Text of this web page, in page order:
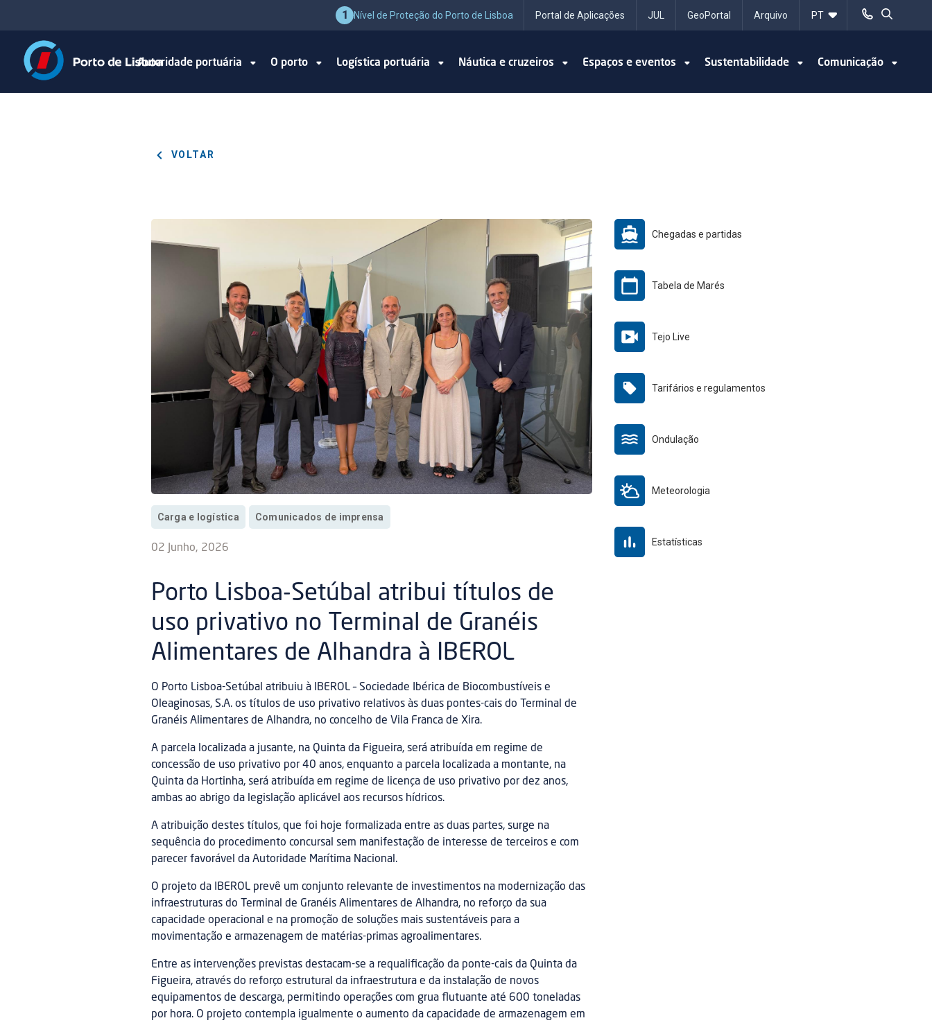
1 Nível de Proteção do Porto de Lisboa Portal de Aplicações JUL GeoPortal Arquivo
Autoridade portuária O porto Logística portuária Náutica e cruzeiros Espaços e eventos Sustentabilidade Comunicação
VOLTAR
Carga e logística Comunicados de imprensa
02 Junho, 2026
Porto Lisboa-Setúbal atribui títulos de
uso privativo no Terminal de Granéis
Alimentares de Alhandra à IBEROL
O Porto Lisboa-Setúbal atribuiu à IBEROL – Sociedade Ibérica de Biocombustíveis e
Oleaginosas, S.A. os títulos de uso privativo relativos às duas pontes-cais do Terminal de
Granéis Alimentares de Alhandra, no concelho de Vila Franca de Xira.
A parcela localizada a jusante, na Quinta da Figueira, será atribuída em regime de
concessão de uso privativo por 40 anos, enquanto a parcela localizada a montante, na
Quinta da Hortinha, será atribuída em regime de licença de uso privativo por dez anos,
ambas ao abrigo da legislação aplicável aos recursos hídricos.
A atribuição destes títulos, que foi hoje formalizada entre as duas partes, surge na
sequência do procedimento concursal sem manifestação de interesse de terceiros e com
parecer favorável da Autoridade Marítima Nacional.
O projeto da IBEROL prevê um conjunto relevante de investimentos na modernização das
infraestruturas do Terminal de Granéis Alimentares de Alhandra, no reforço da sua
capacidade operacional e na promoção de soluções mais sustentáveis para a
movimentação e armazenagem de matérias-primas agroalimentares.
Entre as intervenções previstas destacam-se a requalificação da ponte-cais da Quinta da
Figueira, através do reforço estrutural da infraestrutura e da instalação de novos
equipamentos de descarga, permitindo operações com grua flutuante até 600 toneladas
por hora. O projeto contempla igualmente o aumento da capacidade de armazenagem em
Chegadas e partidas
Tabela de Marés
Tejo Live
Tarifários e regulamentos
Ondulação
Meteorologia
Estatísticas